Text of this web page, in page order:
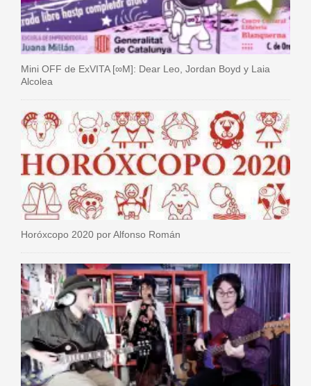
Mini OFF de ExVITA [∞M]: Dear Leo, Jordan Boyd y Laia
Alcolea
Horóxcopo 2020 por Alfonso Román